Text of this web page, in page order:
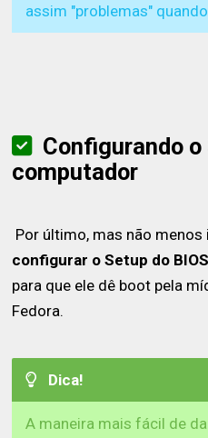
assim "problemas"
Configurando o
computador
Por último, mas não
configurar o Setup do BIOS
para que ele dê boot pela
Fedora.
Dica!
A maneira mais fácil de